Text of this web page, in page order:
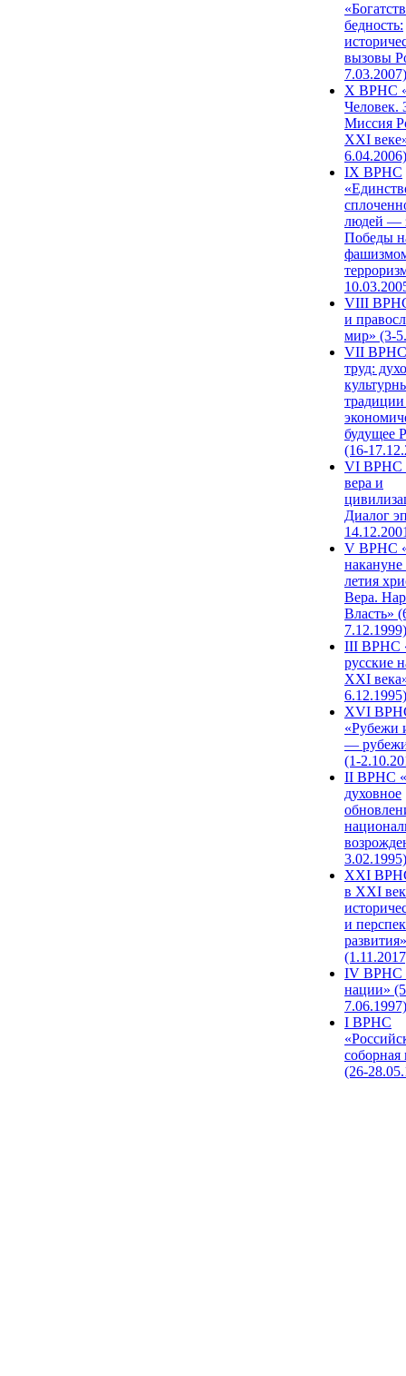
бедность:
вызовы
7.03.2007)
X ВРНС
Человек.
Миссия
XXI
6.04.2006)
IX ВРНС
людей —
Победы
VIII
и
мир» (3-
VII ВРНС
труд:
будущее
(16-
VI ВРНС
вера и
Диалог
V ВРНС
накануне
летия
Вера.
Власть»
7.12.1999)
III ВРНС
русские
XXI
6.12.1995)
XVI
«Рубежи
—
(1-
II ВРНС
духовное
3.02.1995)
XХI
в XXI
и
развития»
IV ВРНС
нации»
7.06.1997)
I ВРНС
(26-